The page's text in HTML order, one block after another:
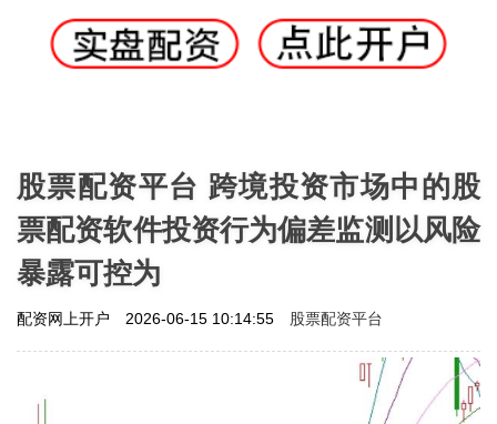
股票配资平台 跨境投资市场中的股
票配资软件投资行为偏差监测以风险
暴露可控为
配资网上开户 2026-06-15 10:14:55 股票配资平台